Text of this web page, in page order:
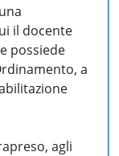
il docente
possiede
a
agli